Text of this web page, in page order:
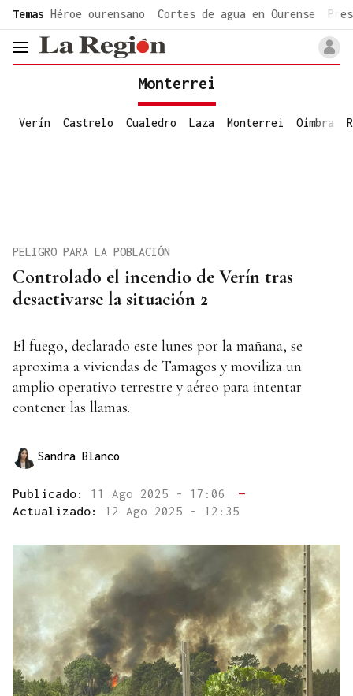
common.go-to-content
Temas Héroe ourensano Cortes de agua en Ourense
header.menu.open
Monterrei
Verín Castrelo Cualedro Laza Monterrei Oímbra
Controlado el incendio de Verín tras
desactivarse la situación 2
PELIGRO PARA LA POBLACIÓN
El fuego, declarado este lunes por la mañana, se
aproxima a viviendas de Tamagos y moviliza un
amplio operativo terrestre y aéreo para intentar
contener las llamas.
Sandra Blanco
Publicado: 11 Ago 2025 - 17:06
—
Actualizado: 12 Ago 2025 - 12:35